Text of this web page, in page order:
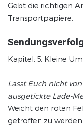
Gebt die richtigen
Transportpapiere.
Kapitel: 5. Kleine
Lasst Euch nicht
ausgetickte Lade-
Weicht den roten
getroffen zu werden.